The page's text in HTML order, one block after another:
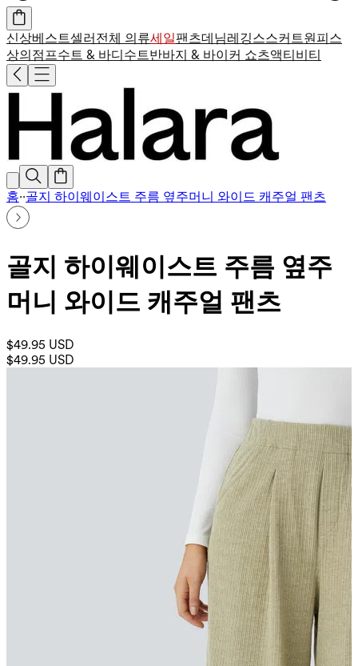
신상베스트셀러 전체 의류세일팬츠데님레깅스스커트원피스
상의 점프수트 & 바디수트반바지 & 바이커 쇼츠액티비티
홈··골지 하이웨이스트 주름 옆주머니 와이드 캐주얼 팬츠
골지 하이웨이스트 주름 옆주
머니 와이드 캐주얼 팬츠
$49.95 USD
$49.95 USD